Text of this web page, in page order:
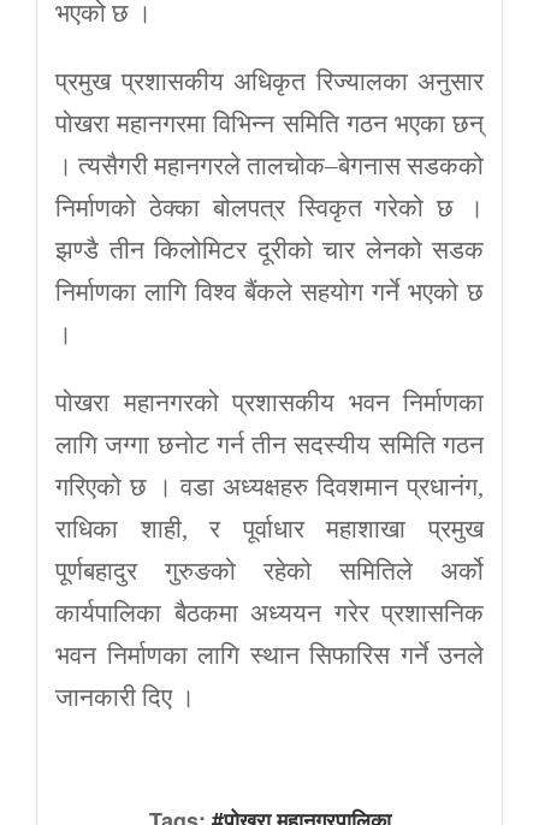
भएको छ ।
प्रमुख प्रशासकीय अधिकृत रिज्यालका अनुसार
पोखरा महानगरमा विभिन्न समिति गठन भएका छन्
। त्यसैगरी महानगरले तालचोक–बेगनास सडकको
निर्माणको ठेक्का बोलपत्र स्विकृत गरेको छ ।
झण्डै तीन किलोमिटर दूरीको चार लेनको सडक
निर्माणका लागि विश्व बैंकले सहयोग गर्ने भएको छ
।
पोखरा महानगरको प्रशासकीय भवन निर्माणका
लागि जग्गा छनोट गर्न तीन सदस्यीय समिति गठन
गरिएको छ । वडा अध्यक्षहरु दिवशमान प्रधानंग,
राधिका शाही, र पूर्वाधार महाशाखा प्रमुख
पूर्णबहादुर गुरुङको रहेको समितिले अर्को
कार्यपालिका बैठकमा अध्ययन गरेर प्रशासनिक
भवन निर्माणका लागि स्थान सिफारिस गर्ने उनले
जानकारी दिए ।